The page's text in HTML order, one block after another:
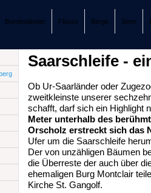
Bundesländer Flüsse Berge Seen
Saarschleife -
Ob Ur-Saarländer oder
zweitkleinste unserer
schafft, darf sich ein Highlight
Meter unterhalb des
Orscholz erstreckt sich das
Ufer um die Saarschleife
Der von unzähligen Bäumen
die Überreste der auch über
ehemaligen Burg Montclair
Kirche St. Gangolf.